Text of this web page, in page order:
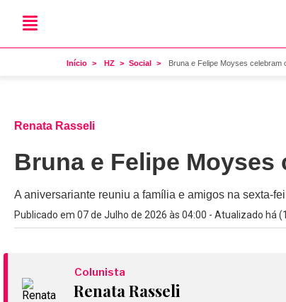
Início HZ Social Bruna e Felipe Moyses celebram
Renata Rasseli
Bruna e Felipe Moyses
A aniversariante reuniu a família e amigos na sexta-
Publicado em 07 de Julho de 2026 às 04:00 - Atualizado há
Colunista
Renata Rasseli